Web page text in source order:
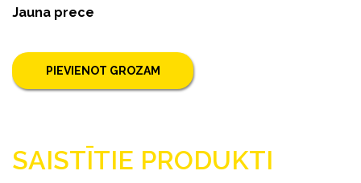
Jauna prece
PIEVIENOT GROZAM
SAISTĪTIE PRODUKTI